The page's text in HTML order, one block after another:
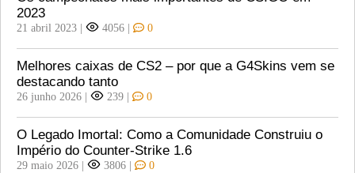
2023
21 abril 2023 | 4056 | 0
Melhores caixas de CS2 – por que a G4Skins vem se
destacando tanto
26 junho 2026 | 239 | 0
O Legado Imortal: Como a Comunidade Construiu o
Império do Counter-Strike 1.6
29 maio 2026 | 3806 | 0